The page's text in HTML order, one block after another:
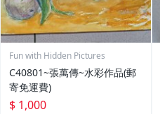
Fun with Hidden Pictures
C40801~張萬傳~水彩作品(郵
寄免運費)
$ 1,000